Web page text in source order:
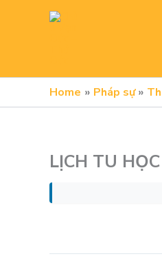
Home Pháp sự
LỊCH TU